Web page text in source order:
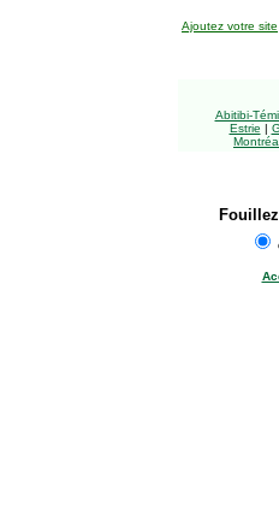
Ajoutez votre site
Abitibi-
Estrie |
Fouillez